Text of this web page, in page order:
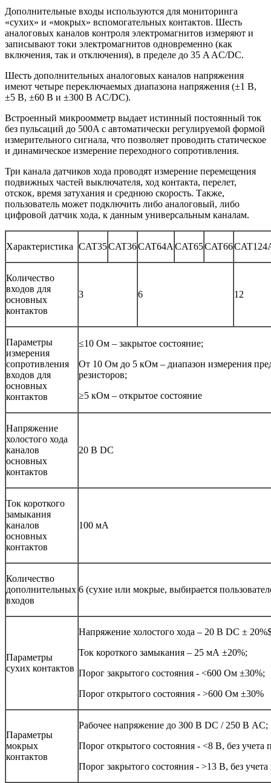
Дополнительные входы используются для мониторинга
«сухих» и «мокрых» вспомогательных контактов. Шесть
аналоговых каналов контроля электромагнитов измеряют и
записывают токи электромагнитов одновременно (как
включения, так и отключения), в пределе до 35 A AC/DC.
Шесть дополнительных аналоговых каналов напряжения
имеют четыре переключаемых диапазона напряжения (±1 В,
±5 В, ±60 В и ±300 В AC/DC).
Встроенный микроомметр выдает истинный постоянный ток
без пульсаций до 500A с автоматически регулируемой формой
измерительного сигнала, что позволяет проводить статическое
и динамическое измерение переходного сопротивления.
Три канала датчиков хода проводят измерение перемещения
подвижных частей выключателя, ход контакта, перелет,
отскок, время затухания и среднюю скорость. Также,
пользователь может подключить либо аналоговый, либо
цифровой датчик хода, к данным универсальным каналам.
Характеристика CAT35CAT36CAT64A CAT65CAT66
Количество
входов для
основных
контактов
3 6 12
Параметры
измерения
сопротивления
входов для
основных
контактов
≤10 Ом – закрытое состояние;
От 10 Ом до 5 кОм – диапазон измерения
резисторов;
≥5 кОм – открытое состояние
Напряжение
холостого хода
каналов
основных
контактов
20 В DC
Ток короткого
замыкания
каналов
основных
контактов
100 мА
Количество
дополнительных
входов
6 (сухие или мокрые, выбирается
Параметры
сухих контактов
Напряжение холостого хода – 20 В DC ±
Ток короткого замыкания – 25 мА ±20%;
Порог закрытого состояния - <600 Ом ±30%;
Порог открытого состояния - >600 Ом ±30%
Параметры
мокрых
контактов
Рабочее напряжение до 300 В DC / 250 В AC;
Порог открытого состояния - <8 В, без учета
Порог закрытого состояния - >13 В, без